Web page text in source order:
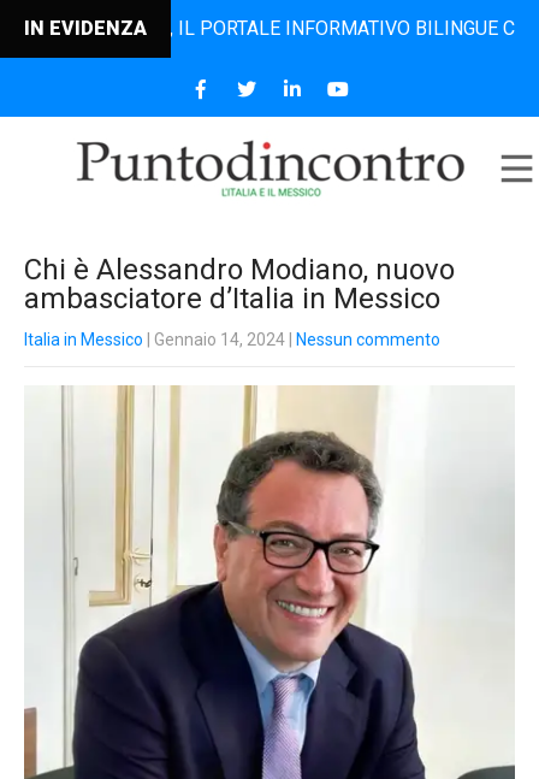
IN EVIDENZAIL PORTALE INFORMATIVO BILINGUE CHE
Chi è Alessandro Modiano, nuovo
ambasciatore d’Italia in Messico
Italia in Messico | Gennaio 14, 2024 Nessun commento